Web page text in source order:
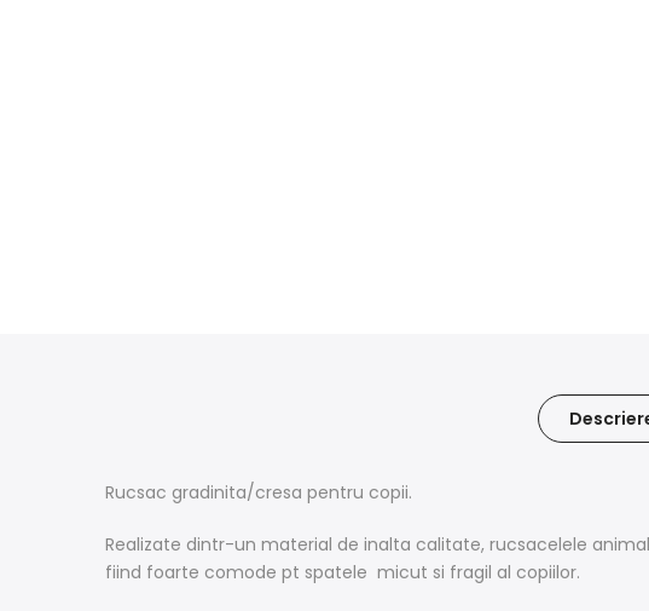
Rucsac gradinita/cresa pentru copii.
Realizate dintr-un material de inalta calitate, rucsacelele
fiind foarte comode pt spatele micut si fragil al copiilor.